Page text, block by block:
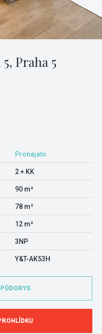
Praha 5
Pronajato
2 + KK
90 m²
78 m²
12 m²
3NP
Y&T-AK53H